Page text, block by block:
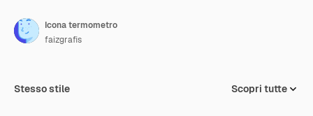
Icona termometro
faizgrafis
Stesso stile Scopri tutte